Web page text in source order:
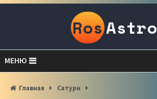
RosAstro
МЕНЮ
Главная Сатурн